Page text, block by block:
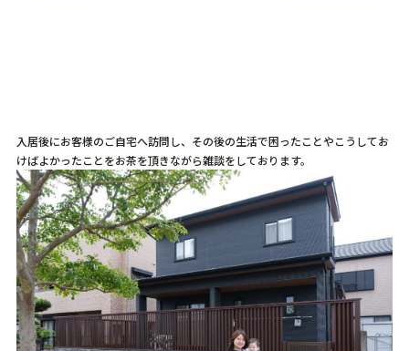
入居後にお客様のご自宅へ訪問し、その後の生活で困ったことやこうしてお
けばよかったことをお茶を頂きながら雑談をしております。